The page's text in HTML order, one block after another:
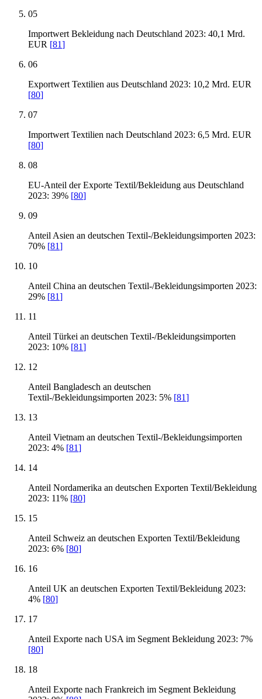
05
Importwert Bekleidung nach Deutschland 2023: 40,1 Mrd.
EUR [81]
06
Exportwert Textilien aus Deutschland 2023: 10,2 Mrd. EUR
[80]
07
Importwert Textilien nach Deutschland 2023: 6,5 Mrd. EUR
[80]
08
EU-Anteil der Exporte Textil/Bekleidung aus Deutschland
2023: 39% [80]
09
Anteil Asien an deutschen Textil-/Bekleidungsimporten 2023:
70% [81]
10
Anteil China an deutschen Textil-/Bekleidungsimporten 2023:
29% [81]
11
Anteil Türkei an deutschen Textil-/Bekleidungsimporten
2023: 10% [81]
12
Anteil Bangladesch an deutschen
Textil-/Bekleidungsimporten 2023: 5% [81]
13
Anteil Vietnam an deutschen Textil-/Bekleidungsimporten
2023: 4% [81]
14
Anteil Nordamerika an deutschen Exporten Textil/Bekleidung
2023: 11% [80]
15
Anteil Schweiz an deutschen Exporten Textil/Bekleidung
2023: 6% [80]
16
Anteil UK an deutschen Exporten Textil/Bekleidung 2023:
4% [80]
17
Anteil Exporte nach USA im Segment Bekleidung 2023: 7%
[80]
18
Anteil Exporte nach Frankreich im Segment Bekleidung